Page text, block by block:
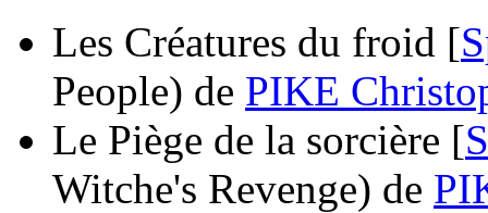
Les Créatures du froid [
People) de PIKE
Le Piège de la sorcière [
Witche's Revenge) de